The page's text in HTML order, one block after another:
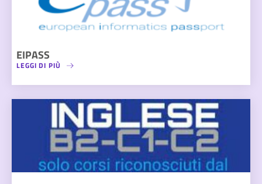
EIPASS
LEGGI DI PIÙ